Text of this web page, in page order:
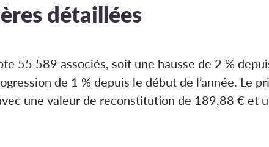
détaillées
55 589 associés, soit une hausse de 2 %
de 1 % depuis le début de l’année. Le
une valeur de reconstitution de 189,88 € et